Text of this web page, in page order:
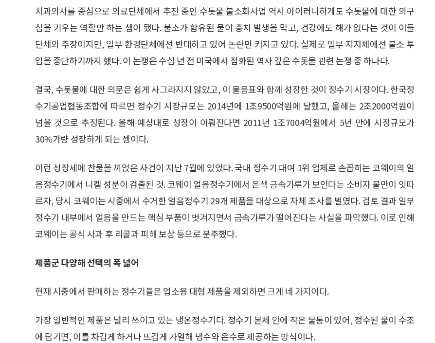
치과의사를 중심으로 의료단체에서 추진 중인 수돗물 불소화사업 역시 아이러니하게도 수돗물에 대한 의구
심을 키우는 역할만 하는 셈이 됐다. 불소가 함유된 물이 충치 발생을 막고, 건강에도 해가 없다는 것이 이들
단체의 주장이지만, 일부 환경단체에선 반대하고 있어 논란만 커지고 있다. 실제로 일부 지자체에선 불소 투
입을 중단하기까지 했다. 이 논쟁은 수십 년 전 미국에서 점화된 역사 깊은 수돗물 관련 논쟁 중 하나다.
결국, 수돗물에 대한 의문은 쉽게 사그라지지 않았고, 이 물음표와 함께 성장한 것이 정수기 시장이다. 한국정
수기공업협동조합에 따르면 정수기 시장규모는 2014년에 1조9500억원에 달했고, 올해는 2조2000억원이
넘을 것으로 추정된다. 올해 예상대로 성장이 이뤄진다면 2011년 1조7004억원에서 5년 만에 시장규모가
30%가량 성장하게 되는 셈이다.
이런 성장세에 찬물을 끼얹은 사건이 지난 7월에 있었다. 국내 정수기 대여 1위 업체로 손꼽히는 코웨이의 얼
음정수기에서 니켈 성분이 검출된 것. 코웨이 얼음정수기에서 은색 금속가루가 보인다는 소비자 불만이 잇따
르자, 당시 코웨이는 시중에서 수거한 얼음정수기 29개 제품을 대상으로 자체 조사를 벌였다. 검토 결과 일부
정수기 내부에서 얼음을 만드는 핵심 부품이 벗겨지면서 금속가루가 떨어진다는 사실을 파악했다. 이로 인해
코웨이는 공식 사과 후 리콜과 피해 보상 등으로 분주했다.
제품군 다양해 선택의 폭 넓어
현재 시중에서 판매하는 정수기들은 업소용 대형 제품을 제외하면 크게 네 가지이다.
가장 일반적인 제품은 널리 쓰이고 있는 냉온정수기다. 정수기 본체 안에 작은 물통이 있어, 정수된 물이 수조
에 담기면, 이를 차갑게 하거나 뜨겁게 가열해 냉수와 온수로 제공하는 방식이다.